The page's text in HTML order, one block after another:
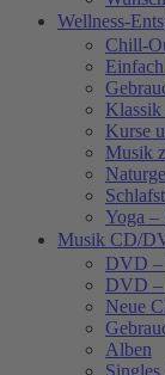
Wellness-
Chill-
Klassik
Kurse
Musik
Yoga –
Musik CD/
DVD –
DVD –
Neue
Alben